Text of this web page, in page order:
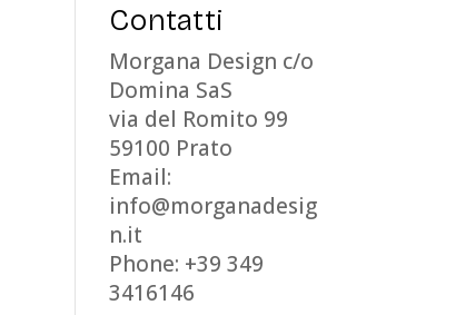
Contatti
Morgana Design c/o
Domina SaS
via del Romito 99
59100 Prato
Email:
info@morganadesig
n.it
Phone: +39 349
3416146